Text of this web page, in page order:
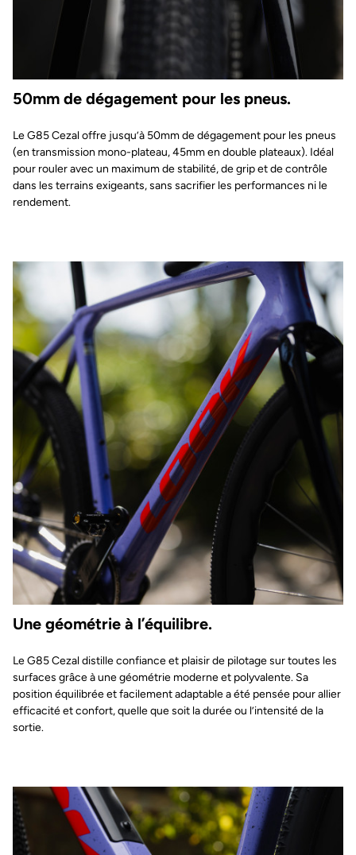
50mm de dégagement pour les pneus.
Le G85 Cezal offre jusqu’à 50mm de dégagement pour les pneus
(en transmission mono-plateau, 45mm en double plateaux). Idéal
pour rouler avec un maximum de stabilité, de grip et de contrôle
dans les terrains exigeants, sans sacrifier les performances ni le
rendement.
Une géométrie à l’équilibre.
Le G85 Cezal distille confiance et plaisir de pilotage sur toutes les
surfaces grâce à une géométrie moderne et polyvalente. Sa
position équilibrée et facilement adaptable a été pensée pour allier
efficacité et confort, quelle que soit la durée ou l’intensité de la
sortie.